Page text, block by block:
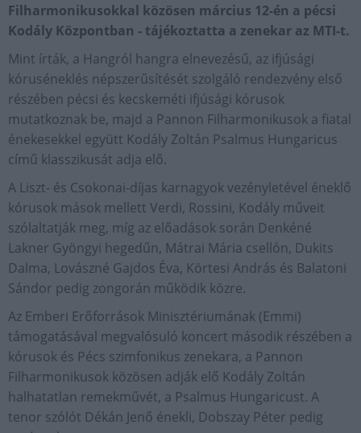
Filharmonikusokkal közösen március 12-én a pécsi
Kodály Központban - tájékoztatta a zenekar az MTI-t.
Mint írták, a Hangról hangra elnevezésű, az ifjúsági
kóruséneklés népszerűsítését szolgáló rendezvény első
részében pécsi és kecskeméti ifjúsági kórusok
mutatkoznak be, majd a Pannon Filharmonikusok a fiatal
énekesekkel együtt Kodály Zoltán Psalmus Hungaricus
című klasszikusát adja elő.
A Liszt- és Csokonai-díjas karnagyok vezényletével éneklő
kórusok mások mellett Verdi, Rossini, Kodály műveit
szólaltatják meg, míg az előadások során Denkéné
Lakner Gyöngyi hegedűn, Mátrai Mária csellón, Dukits
Dalma, Lovászné Gajdos Éva, Körtesi András és Balatoni
Sándor pedig zongorán működik közre.
Az Emberi Erőforrások Minisztériumának (Emmi)
támogatásával megvalósuló koncert második részében a
kórusok és Pécs szimfonikus zenekara, a Pannon
Filharmonikusok közösen adják elő Kodály Zoltán
halhatatlan remekművét, a Psalmus Hungaricust. A
tenor szólót Dékán Jenő énekli, Dobszay Péter pedig